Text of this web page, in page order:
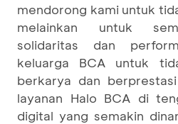
mendorong kami untuk
melainkan untuk
solidaritas dan
keluarga BCA untuk
berkarya dan
layanan Halo BCA di
digital yang semakin